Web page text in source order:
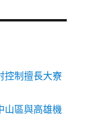
控制擅長大寮
山區與高雄機